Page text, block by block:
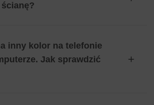
inny kolor na telefonie
Jak sprawdzić